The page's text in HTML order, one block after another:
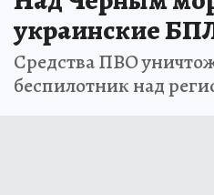
украинские
Средства ПВО
беспилотник над